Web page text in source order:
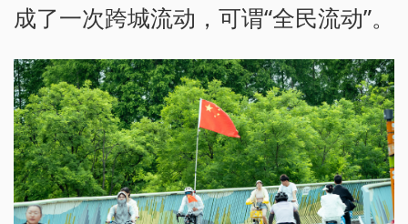
成了一次跨城流动，可谓“全民流动”。